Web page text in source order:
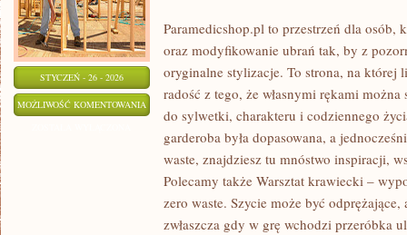
STYCZEŃ - 26 - 2026
MOŻLIWOŚĆ KOMENTOWANIA
KRAWIECKI
Paramedicshop.pl to przestrzeń dla osób,
oraz modyfikowanie ubrań tak, by z
oryginalne stylizacje. To strona, na której
radość z tego, że własnymi rękami
do sylwetki, charakteru i codziennego
garderoba była dopasowana, a
waste, znajdziesz tu mnóstwo inspiracji,
Polecamy także Warsztat krawiecki –
zero waste. Szycie może być
zwłaszcza gdy w grę wchodzi przeróbka